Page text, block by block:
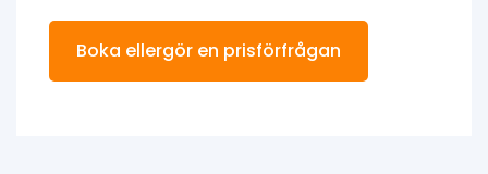
Boka ellergör en prisförfrågan